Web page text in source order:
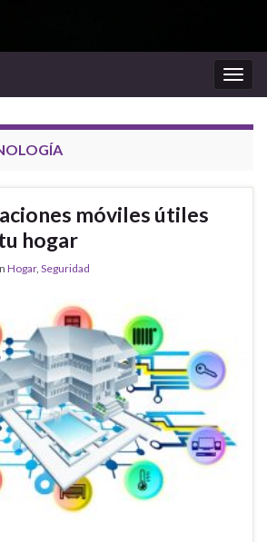
la
móviles útiles
hogar
Hogar, Seguridad